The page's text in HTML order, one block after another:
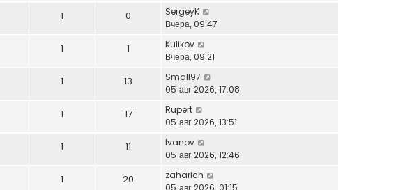
1 0
SergeyK
Вчера, 09:47
1 1
Kulikov
Вчера, 09:21
1 13
Small97
05 авг 2026, 17:08
1 17
Rupert
05 авг 2026, 13:51
1 11
Ivanov
05 авг 2026, 12:46
1 20
zaharich
05 авг 2026, 01:15